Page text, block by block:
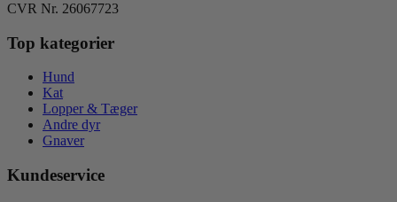
CVR Nr. 26067723
Top kategorier
Hund
Kat
Lopper & Tæger
Andre dyr
Gnaver
Kundeservice